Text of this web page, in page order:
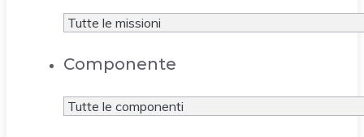
Componente